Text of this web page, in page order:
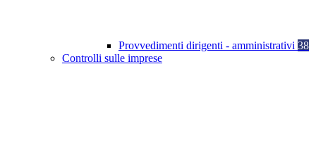
Provvedimenti dirigenti - amministrativi 38
Controlli sulle imprese